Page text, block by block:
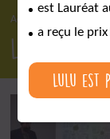
Accueil
Lulu
est Lauréat
a reçu le
Lulu est